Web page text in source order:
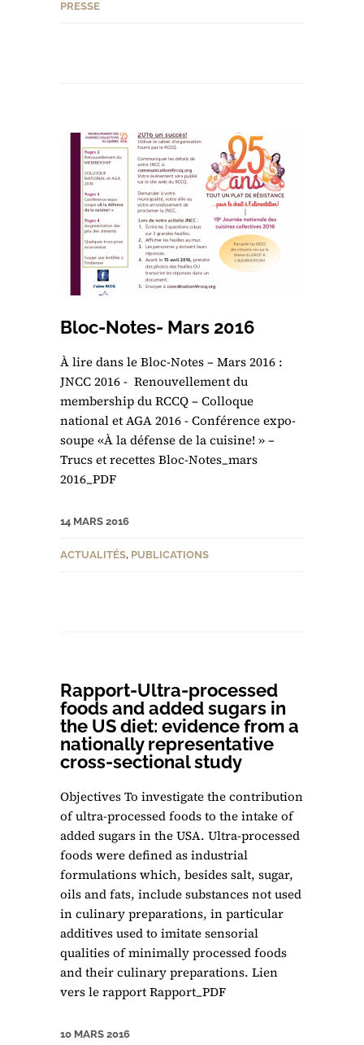
PRESSE
Bloc-Notes- Mars 2016
À lire dans le Bloc-Notes – Mars 2016 :
JNCC 2016 - Renouvellement du
membership du RCCQ – Colloque
national et AGA 2016 - Conférence expo-
soupe «À la défense de la cuisine! » –
Trucs et recettes Bloc-Notes_mars
2016_PDF
14 MARS 2016
ACTUALITÉS, PUBLICATIONS
Rapport-Ultra-processed
foods and added sugars in
the US diet: evidence from a
nationally representative
cross-sectional study
Objectives To investigate the contribution
of ultra-processed foods to the intake of
added sugars in the USA. Ultra-processed
foods were defined as industrial
formulations which, besides salt, sugar,
oils and fats, include substances not used
in culinary preparations, in particular
additives used to imitate sensorial
qualities of minimally processed foods
and their culinary preparations. Lien
vers le rapport Rapport_PDF
10 MARS 2016